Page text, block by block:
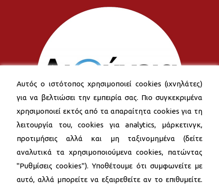
Αυτός ο ιστότοπος χρησιμοποιεί cookies (ιχνηλάτες)
για να βελτιώσει την εμπειρία σας. Πιο συγκεκριμένα
χρησιμοποιεί εκτός από τα απαραίτητα cookies για τη
λειτουργία του, cookies για analytics, μάρκετινγκ,
προτιμήσεις αλλά και μη ταξινομημένα (δείτε
αναλυτικά τα χρησιμοποιούμενα cookies, πατώντας
"Ρυθμίσεις cookies"). Υποθέτουμε ότι συμφωνείτε με
αυτό, αλλά μπορείτε να εξαιρεθείτε αν το επιθυμείτε.